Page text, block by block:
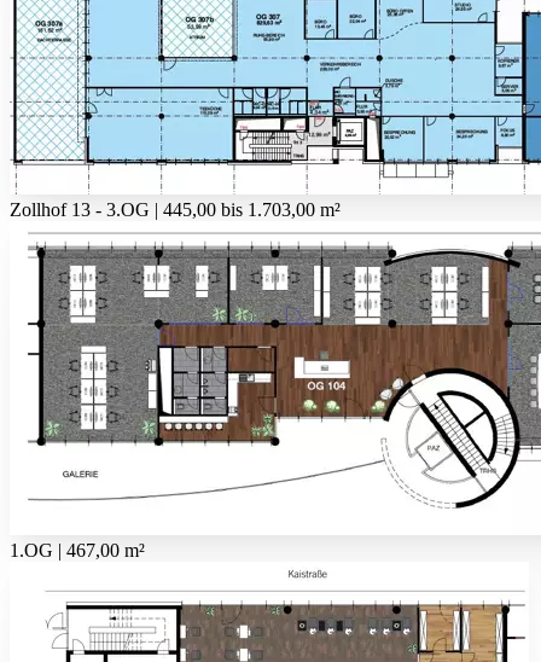
Zollhof 13 - 3.OG | 445,00 bis 1.703,00 m²
1.OG | 467,00 m²